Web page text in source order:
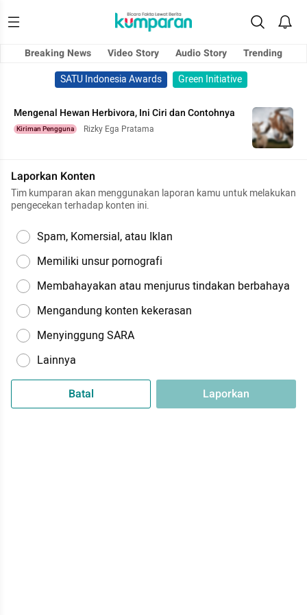
Breaking News Video Story Audio Story
Trending
SATU Indonesia Awards
Green Initiative
Mengenal Hewan Herbivora, Ini Ciri dan Contohnya
Kiriman Pengguna Rizky Ega Pratama
Laporkan Konten
Tim kumparan akan menggunakan laporan kamu untuk melakukan
pengecekan terhadap konten ini.
Spam, Komersial, atau Iklan
Memiliki unsur pornografi
Membahayakan atau menjurus tindakan berbahaya
Mengandung konten kekerasan
Menyinggung SARA
Lainnya
Batal Laporkan